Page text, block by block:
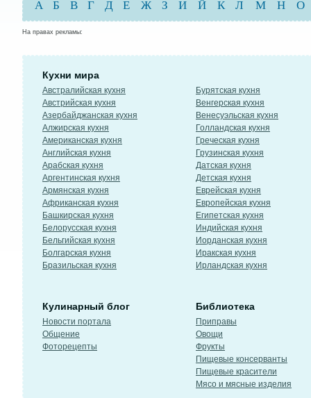
А Б В Г Д Е Ж З И Й К Л М Н О
На правах рекламы:
Кухни мира
Австралийская кухня
Австрийская кухня
Азербайджанская кухня
Алжирская кухня
Американская кухня
Английская кухня
Арабская кухня
Аргентинская кухня
Армянская кухня
Африканская кухня
Башкирская кухня
Белорусская кухня
Бельгийская кухня
Болгарская кухня
Бразильская кухня
Бурятская кухня
Венгерская кухня
Венесуэльская кухня
Голландская кухня
Греческая кухня
Грузинская кухня
Датская кухня
Детская кухня
Еврейская кухня
Европейская кухня
Египетская кухня
Индийская кухня
Иорданская кухня
Иракская кухня
Ирландская кухня
Кулинарный блог
Новости портала
Общение
Фоторецепты
Библиотека
Приправы
Овощи
Фрукты
Пищевые консерванты
Пищевые красители
Мясо и мясные изделия